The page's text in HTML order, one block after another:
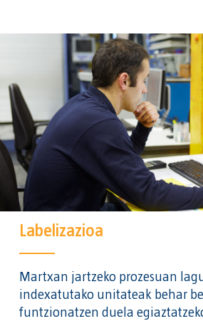
Labelizazioa
Martxan jartzeko prozesuan
indexatutako unitateak behar
funtzionatzen duela